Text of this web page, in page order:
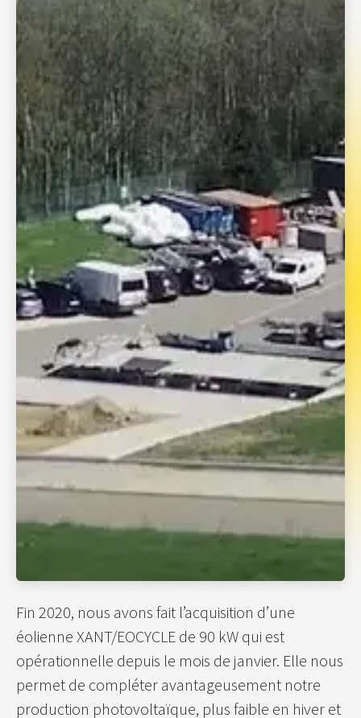
Fin 2020, nous avons fait l’acquisition d’une
éolienne XANT/EOCYCLE de 90 kW qui est
opérationnelle depuis le mois de janvier. Elle nous
permet de compléter avantageusement notre
production photovoltaïque, plus faible en hiver et